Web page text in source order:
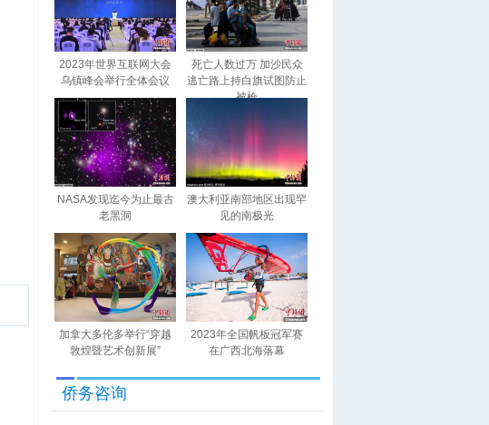
2023年世界互联网大会
乌镇峰会举行全体会议
死亡人数过万 加沙民众
逃亡路上持白旗试图防止
被枪
NASA发现迄今为止最古
老黑洞
澳大利亚南部地区出现罕
见的南极光
加拿大多伦多举行“穿越
敦煌暨艺术创新展”
2023年全国帆板冠军赛
在广西北海落幕
侨务咨询